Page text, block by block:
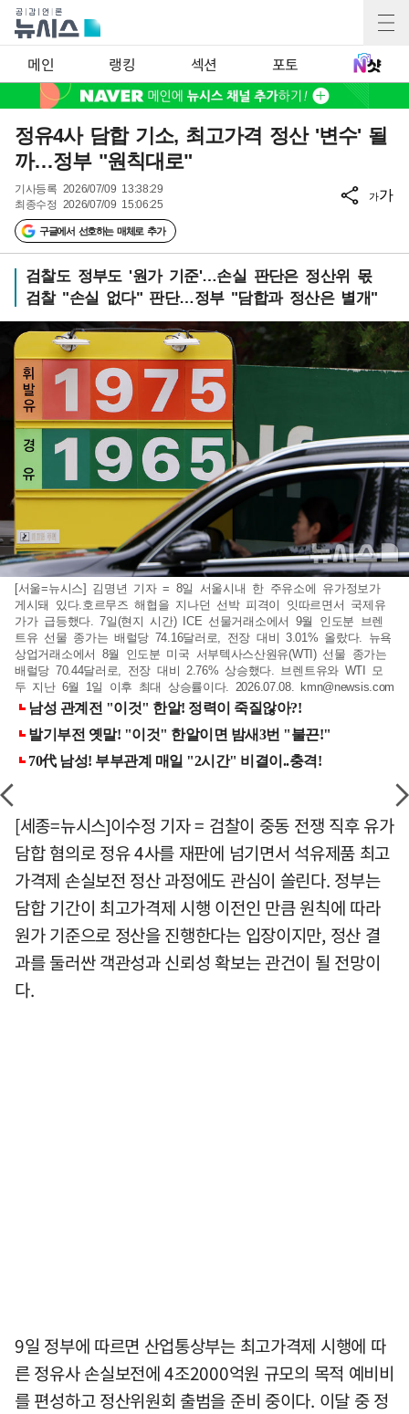
메인 랭킹 섹션 포토
정유4사 담합 기소, 최고가격 정산 '변수' 될
까…정부 "원칙대로"
기사등록 2026/07/09 13:38:29
최종수정 2026/07/09 15:06:25
구글에서 선호하는 매체로 추가
가가
검찰도 정부도 '원가 기준'…손실 판단은 정산위 몫
검찰 "손실 없다" 판단…정부 "담합과 정산은 별개"
[서울=뉴시스] 김명년 기자 = 8일 서울시내 한 주유소에 유가정보가
게시돼 있다.호르무즈 해협을 지나던 선박 피격이 잇따르면서 국제유
가가 급등했다. 7일(현지 시간) ICE 선물거래소에서 9월 인도분 브렌
트유 선물 종가는 배럴당 74.16달러로, 전장 대비 3.01% 올랐다. 뉴욕
상업거래소에서 8월 인도분 미국 서부텍사스산원유(WTI) 선물 종가는
배럴당 70.44달러로, 전장 대비 2.76% 상승했다. 브렌트유와 WTI 모
두 지난 6월 1일 이후 최대 상승률이다. 2026.07.08. kmn@newsis.com
[세종=뉴시스]이수정 기자 = 검찰이 중동 전쟁 직후 유가
담합 혐의로 정유 4사를 재판에 넘기면서 석유제품 최고
가격제 손실보전 정산 과정에도 관심이 쏠린다. 정부는
담합 기간이 최고가격제 시행 이전인 만큼 원칙에 따라
원가 기준으로 정산을 진행한다는 입장이지만, 정산 결
과를 둘러싼 객관성과 신뢰성 확보는 관건이 될 전망이
다.
9일 정부에 따르면 산업통상부는 최고가격제 시행에 따
른 정유사 손실보전에 4조2000억원 규모의 목적 예비비
를 편성하고 정산위원회 출범을 준비 중이다. 이달 중 정